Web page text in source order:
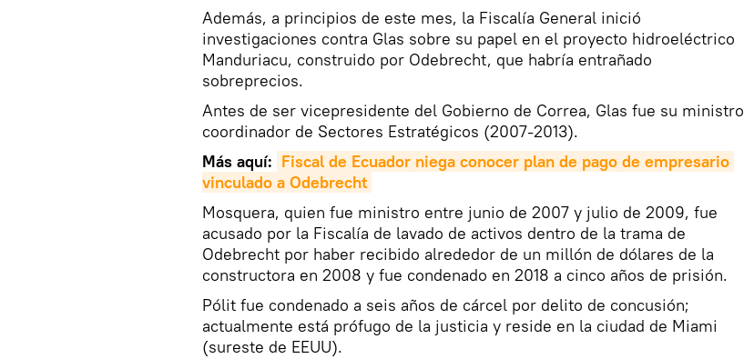
Además, a principios de este mes, la Fiscalía General inició
investigaciones contra Glas sobre su papel en el proyecto hidroeléctrico
Manduriacu, construido por Odebrecht, que habría entrañado
sobreprecios.
Antes de ser vicepresidente del Gobierno de Correa, Glas fue su ministro
coordinador de Sectores Estratégicos (2007-2013).
Más aquí: Fiscal de Ecuador niega conocer plan de pago de empresario
vinculado a Odebrecht
Mosquera, quien fue ministro entre junio de 2007 y julio de 2009, fue
acusado por la Fiscalía de lavado de activos dentro de la trama de
Odebrecht por haber recibido alrededor de un millón de dólares de la
constructora en 2008 y fue condenado en 2018 a cinco años de prisión.
Pólit fue condenado a seis años de cárcel por delito de concusión;
actualmente está prófugo de la justicia y reside en la ciudad de Miami
(sureste de EEUU).